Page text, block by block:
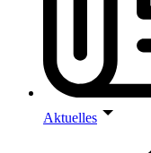
Aktuelles